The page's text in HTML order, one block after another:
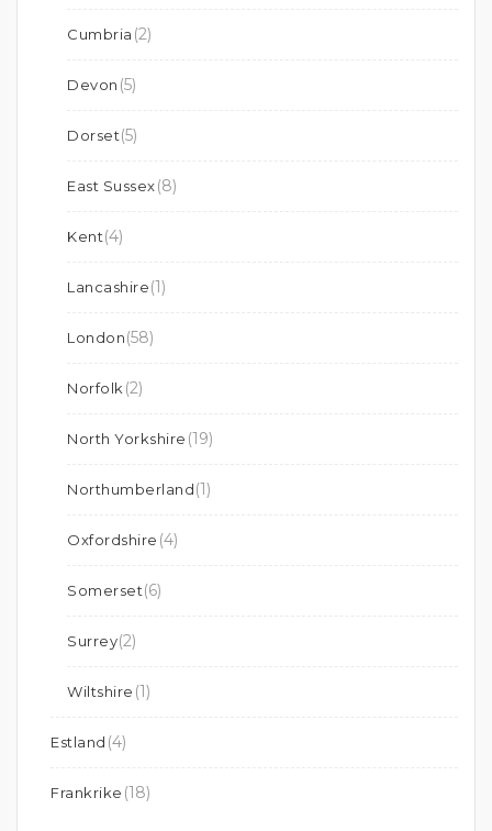
Cumbria (2)
Devon (5)
Dorset(5)
East Sussex(8)
Kent(4)
Lancashire(1)
London(58)
Norfolk (2)
North Yorkshire (19)
Northumberland(1)
Oxfordshire (4)
Somerset(6)
Surrey(2)
Wiltshire (1)
Estland (4)
Frankrike (18)